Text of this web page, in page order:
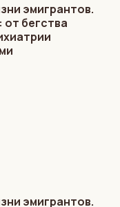
эмигрантов.
от бегства
эмигрантов.